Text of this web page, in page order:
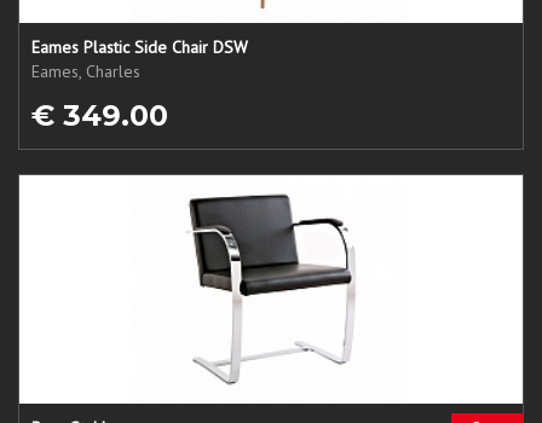
Eames Plastic Side Chair DSW
Eames, Charles
€ 349.00